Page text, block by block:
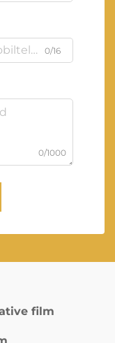
0/16
0/1000
film